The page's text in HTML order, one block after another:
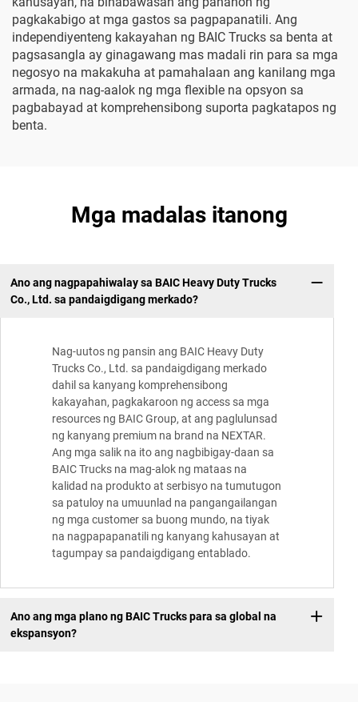
pagkakabigo at mga gastos sa pagpapanatili. Ang
independiyenteng kakayahan ng BAIC Trucks sa benta at
pagsasangla ay ginagawang mas madali rin para sa mga
negosyo na makakuha at pamahalaan ang kanilang mga
armada, na nag-aalok ng mga flexible na opsyon sa
pagbabayad at komprehensibong suporta pagkatapos ng
benta.
Mga madalas itanong
Ano ang nagpapahiwalay sa BAIC Heavy Duty Trucks
Co., Ltd. sa pandaigdigang merkado?
Nag-uutos ng pansin ang BAIC Heavy Duty
Trucks Co., Ltd. sa pandaigdigang merkado
dahil sa kanyang komprehensibong
kakayahan, pagkakaroon ng access sa mga
resources ng BAIC Group, at ang paglulunsad
ng kanyang premium na brand na NEXTAR.
Ang mga salik na ito ang nagbibigay-daan sa
BAIC Trucks na mag-alok ng mataas na
kalidad na produkto at serbisyo na tumutugon
sa patuloy na umuunlad na pangangailangan
ng mga customer sa buong mundo, na tiyak
na nagpapapanatili ng kanyang kahusayan at
tagumpay sa pandaigdigang entablado.
Ano ang mga plano ng BAIC Trucks para sa global na
ekspansyon?